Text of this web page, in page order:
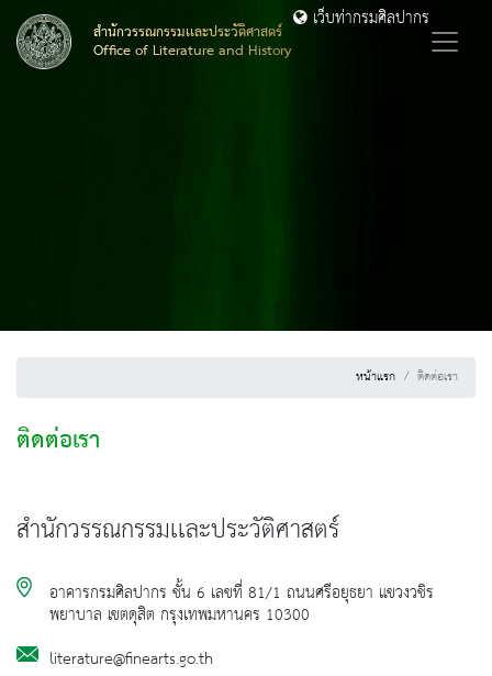
สำนักวรรณกรรมเเละประวัติศาสตร์
Office of Literature and History
เว็บท่ากรมศิลปากร
หน้าแรก ติดต่อเรา
ติดต่อเรา
สำนักวรรณกรรมเเละประวัติศาสตร์
อาคารกรมศิลปากร ชั้น 6 เลขที่ 81/1 ถนนศรีอยุธยา แขวงวชิร
พยาบาล เขตดุสิต กรุงเทพมหานคร 10300
literature@finearts.go.th